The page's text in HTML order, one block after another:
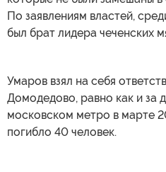
По заявлениям властей,
был брат лидера чеченских
Умаров взял на себя
Домодедово, равно как и за
московском метро в марте
погибло 40 человек.